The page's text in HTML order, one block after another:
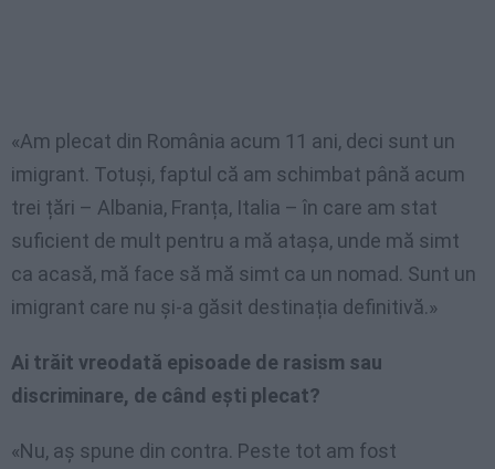
«Am plecat din România acum 11 ani, deci sunt un
imigrant. Totuși, faptul că am schimbat până acum
trei țări – Albania, Franța, Italia – în care am stat
suficient de mult pentru a mă atașa, unde mă simt
ca acasă, mă face să mă simt ca un nomad. Sunt un
imigrant care nu și-a găsit destinația definitivă.»
Ai trăit vreodată episoade de rasism sau
discriminare, de când ești plecat?
«Nu, aș spune din contra. Peste tot am fost